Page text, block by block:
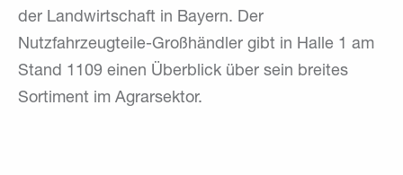
der Landwirtschaft in Bayern. Der
Nutzfahrzeugteile-Großhändler gibt in Halle 1 am
Stand 1109 einen Überblick über sein breites
Sortiment im Agrarsektor.